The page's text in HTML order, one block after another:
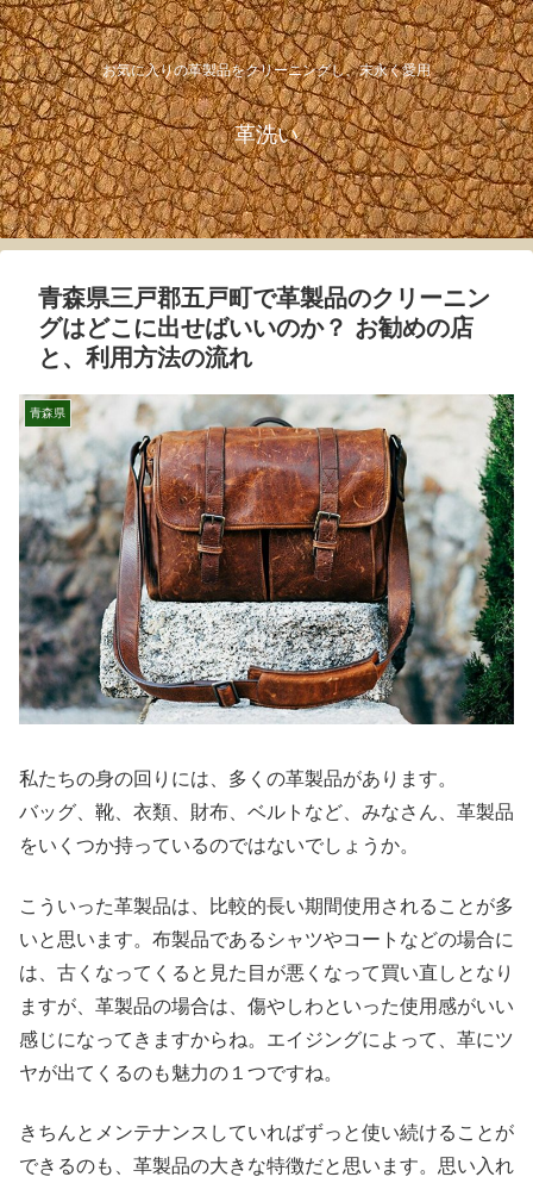
お気に入りの革製品をクリーニングし、末永く愛用
革洗い
青森県三戸郡五戸町で革製品のクリーニン
グはどこに出せばいいのか？ お勧めの店
と、利用方法の流れ
青森県
私たちの身の回りには、多くの革製品があります。
バッグ、靴、衣類、財布、ベルトなど、みなさん、革製品
をいくつか持っているのではないでしょうか。
こういった革製品は、比較的長い期間使用されることが多
いと思います。布製品であるシャツやコートなどの場合に
は、古くなってくると見た目が悪くなって買い直しとなり
ますが、革製品の場合は、傷やしわといった使用感がいい
感じになってきますからね。エイジングによって、革にツ
ヤが出てくるのも魅力の１つですね。
きちんとメンテナンスしていればずっと使い続けることが
できるのも、革製品の大きな特徴だと思います。思い入れ